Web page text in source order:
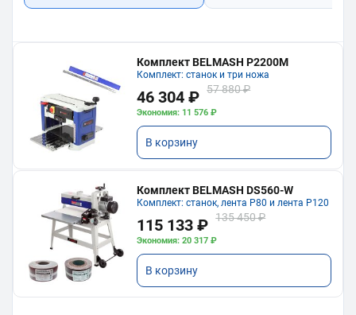
Комплект BELMASH P2200M
Комплект: станок и три ножа
46 304 ₽ 57 880 ₽
Экономия: 11 576 ₽
В корзину
Комплект BELMASH DS560-W
Комплект: станок, лента P80 и лента P120
115 133 ₽ 135 450 ₽
Экономия: 20 317 ₽
В корзину